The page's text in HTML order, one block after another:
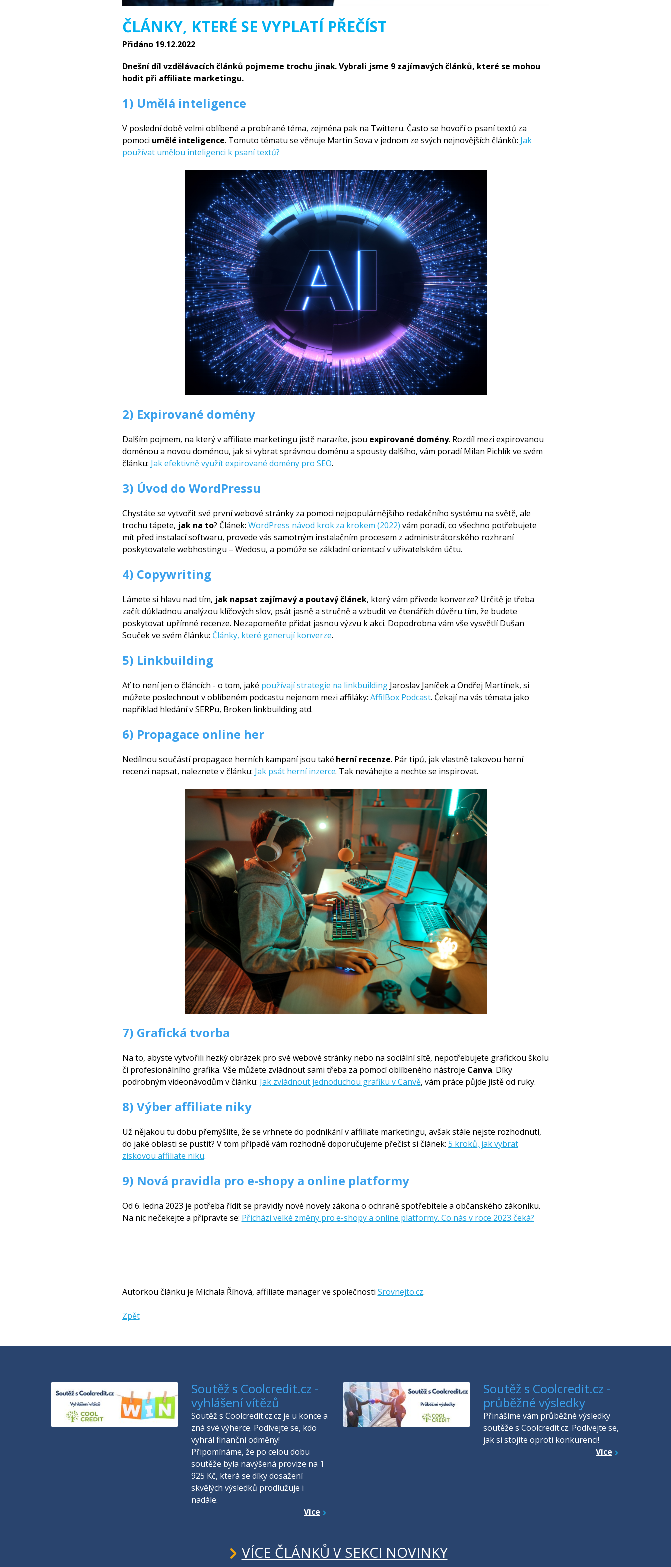
ČLÁNKY, KTERÉ SE VYPLATÍ PŘEČÍST
Přidáno 19.12.2022
Dnešní díl vzdělávacích článků pojmeme trochu jinak. Vybrali jsme 9 zajímavých článků, které se mohou
hodit při affiliate marketingu.
1) Umělá inteligence
V poslední době velmi oblíbené a probírané téma, zejména pak na Twitteru. Často se hovoří o psaní textů za
pomoci umělé inteligence. Tomuto tématu se věnuje Martin Sova v jednom ze svých nejnovějších článků: Jak
používat umělou inteligenci k psaní textů?
2) Expirované domény
Dalším pojmem, na který v affiliate marketingu jistě narazíte, jsou expirované domény. Rozdíl mezi expirovanou
doménou a novou doménou, jak si vybrat správnou doménu a spousty dalšího, vám poradí Milan Pichlík ve svém
článku: Jak efektivně využít expirované domény pro SEO.
3) Úvod do WordPressu
Chystáte se vytvořit své první webové stránky za pomoci nejpopulárnějšího redakčního systému na světě, ale
trochu tápete, jak na to? Článek: WordPress návod krok za krokem (2022) vám poradí, co všechno potřebujete
mít před instalací softwaru, provede vás samotným instalačním procesem z administrátorského rozhraní
poskytovatele webhostingu – Wedosu, a pomůže se základní orientací v uživatelském účtu.
4) Copywriting
Lámete si hlavu nad tím, jak napsat zajímavý a poutavý článek, který vám přivede konverze? Určitě je třeba
začít důkladnou analýzou klíčových slov, psát jasně a stručně a vzbudit ve čtenářích důvěru tím, že budete
poskytovat upřímné recenze. Nezapomeňte přidat jasnou výzvu k akci. Dopodrobna vám vše vysvětlí Dušan
Souček ve svém článku: Články, které generují konverze.
5) Linkbuilding
Ať to není jen o článcích - o tom, jaké používají strategie na linkbuildingJaroslav Janíček a Ondřej Martínek, si
můžete poslechnout v oblíbeném podcastu nejenom mezi affiláky: AffilBox Podcast. Čekají na vás témata jako
například hledání v SERPu, Broken linkbuilding atd.
6) Propagace online her
Nedílnou součástí propagace herních kampaní jsou také herní recenze. Pár tipů, jak vlastně takovou herní
recenzi napsat, naleznete v článku: Jak psát herní inzerce. Tak neváhejte a nechte se inspirovat.
7) Grafická tvorba
Na to, abyste vytvořili hezký obrázek pro své webové stránky nebo na sociální sítě, nepotřebujete grafickou školu
či profesionálního grafika. Vše můžete zvládnout sami třeba za pomocí oblíbeného nástroje Canva. Díky
podrobným videonávodům v článku: Jak zvládnout jednoduchou grafiku v Canvě, vám práce půjde jistě od ruky.
8) Výber affiliate niky
Už nějakou tu dobu přemýšlíte, že se vrhnete do podnikání v affiliate marketingu, avšak stále nejste rozhodnutí,
do jaké oblasti se pustit? V tom případě vám rozhodně doporučujeme přečíst si článek: 5 kroků, jak vybrat
ziskovou affiliate niku.
9) Nová pravidla pro e-shopy a online platformy
Od 6. ledna 2023 je potřeba řídit se pravidly nové novely zákona o ochraně spotřebitele a občanského zákoníku.
Na nic nečekejte a připravte se: Přichází velké změny pro e-shopy a online platformy. Co nás v roce 2023 čeká?
Autorkou článku je Michala Říhová, affiliate manager ve společnosti Srovnejto.cz.
Zpět
Soutěž s Coolcredit.cz -
vyhlášení vítězů
Soutěž s Coolcredit.cz.cz je u konce a
zná své výherce. Podívejte se, kdo
vyhrál finanční odměny!
Připomínáme, že po celou dobu
soutěže byla navýšená provize na 1
925 Kč, která se díky dosažení
skvělých výsledků prodlužuje i
nadále.
Více
Soutěž s Coolcredit.cz -
průběžné výsledky
Přinášíme vám průběžné výsledky
soutěže s Coolcredit.cz. Podívejte se,
jak si stojíte oproti konkurenci!
Více
VÍCE ČLÁNKŮ V SEKCI NOVINKY